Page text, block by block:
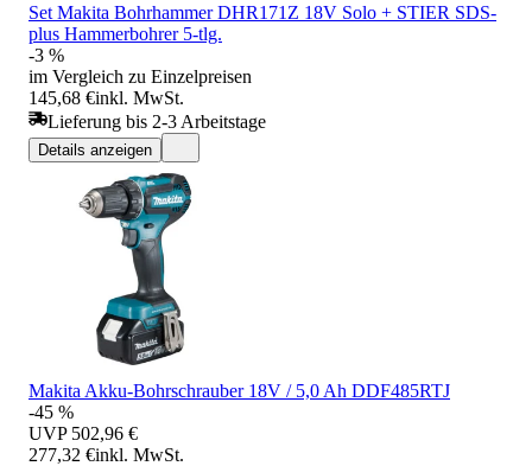
Set Makita Bohrhammer DHR171Z 18V Solo + STIER SDS-
plus Hammerbohrer 5-tlg.
-3 %
im Vergleich zu Einzelpreisen
145,68 €inkl. MwSt.
Lieferung bis 2-3 Arbeitstage
Details anzeigen
Makita Akku-Bohrschrauber 18V / 5,0 Ah DDF485RTJ
-45 %
UVP 502,96 €
277,32 €inkl. MwSt.